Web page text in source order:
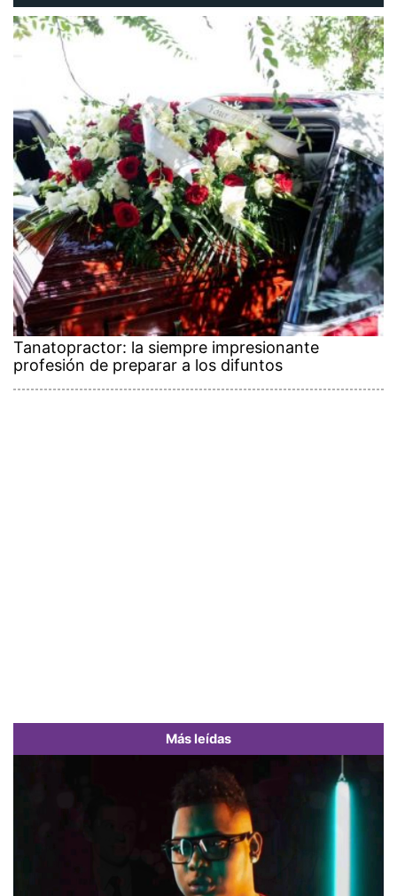
Tanatopractor: la siempre impresionante
profesión de preparar a los difuntos
Más leídas